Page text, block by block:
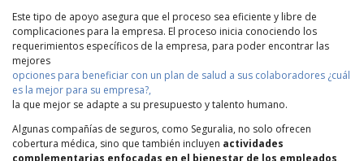
Este tipo de apoyo asegura que el proceso sea eficiente y libre de
complicaciones para la empresa. El proceso inicia conociendo los
requerimientos específicos de la empresa, para poder encontrar las
mejores
opciones para beneficiar con un plan de salud a sus colaboradores ¿cuál
es la mejor para su empresa?,
la que mejor se adapte a su presupuesto y talento humano.
Algunas compañías de seguros, como Seguralia, no solo ofrecen
cobertura médica, sino que también incluyen actividades
complementarias enfocadas en el bienestar de los empleados,